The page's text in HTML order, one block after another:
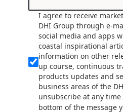
I agree to receive
DHI Group through e-
social media and apps
coastal inspirational
information on other
up course, continuous
products updates and
business areas of the
unsubscribe at any
bottom of the message